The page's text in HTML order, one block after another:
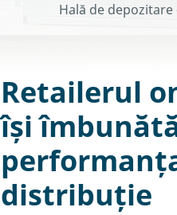
Hală de
Retailerul
își
distribuție